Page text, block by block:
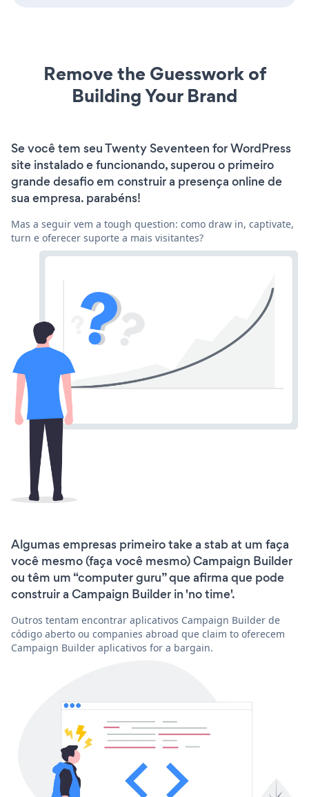
Remove the Guesswork of
Building Your Brand
Se você tem seu Twenty Seventeen for WordPress
site instalado e funcionando, superou o primeiro
grande desafio em construir a presença online de
sua empresa. parabéns!
Mas a seguir vem a tough question: como draw in, captivate,
turn e oferecer suporte a mais visitantes?
Algumas empresas primeiro take a stab at um faça
você mesmo (faça você mesmo) Campaign Builder
ou têm um “computer guru” que afirma que pode
construir a Campaign Builder in 'no time'.
Outros tentam encontrar aplicativos Campaign Builder de
código aberto ou companies abroad que claim to oferecem
Campaign Builder aplicativos for a bargain.